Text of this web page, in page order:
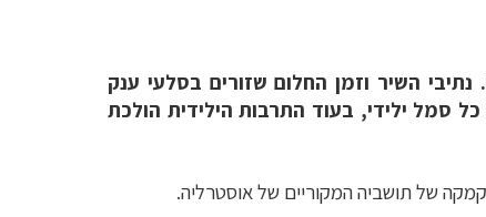
השיר וזמן החלום שזורים בסלעי ענק
סמל ילידי, בעוד התרבות הילידית הולכת
של תושביה המקוריים שלאוסטרליה.